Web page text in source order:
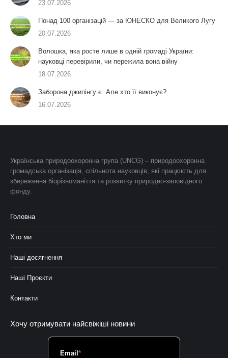
23.07.2026
Понад 100 організацій — за ЮНЕСКО для Великого Лугу
20.07.2026
Волошка, яка росте лише в одній громаді України:
науковці перевірили, чи пережила вона війну
18.07.2026
Заборона джипінгу є. Але хто її виконує?
16.07.2026
Українська природоохоронна група (UNCG) – природоохоронна
громадська організація, спільнота науковців, які працюють для
збереження біорізноманіття та розвитку природно-заповідного
фонду.
Головна
Хто ми
Наші досягнення
Наші Проєкти
Контакти
Хочу отримувати найсвіжіші новини
Email *